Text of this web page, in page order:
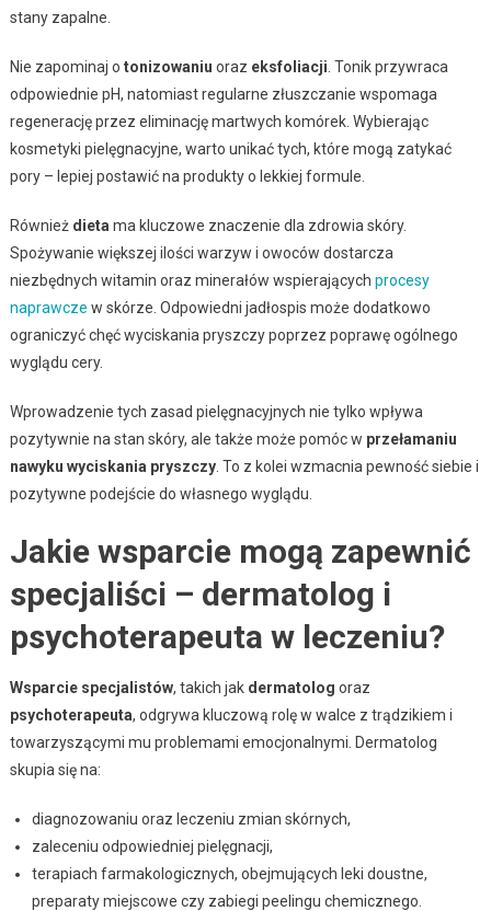
stany zapalne.
Nie zapominaj o tonizowaniu oraz eksfoliacji . Tonik przywraca
odpowiednie pH, natomiast regularne złuszczanie wspomaga
regenerację przez eliminację martwych komórek. Wybierając
kosmetyki pielęgnacyjne, warto unikać tych, które mogą zatykać
pory – lepiej postawić na produkty o lekkiej formule.
Również dieta ma kluczowe znaczenie dla zdrowia skóry.
Spożywanie większej ilości warzyw i owoców dostarcza
niezbędnych witamin oraz minerałów wspierających procesy
naprawcze w skórze. Odpowiedni jadłospis może dodatkowo
ograniczyć chęć wyciskania pryszczy poprzez poprawę ogólnego
wyglądu cery.
Wprowadzenie tych zasad pielęgnacyjnych nie tylko wpływa
pozytywnie na stan skóry, ale także może pomóc w przełamaniu
nawyku wyciskania pryszczy. To z kolei wzmacnia pewność siebie i
pozytywne podejście do własnego wyglądu.
Jakie wsparcie mogą zapewnić
specjaliści – dermatolog i
psychoterapeuta w leczeniu?
Wsparcie specjalistów, takich jak dermatolog oraz
psychoterapeuta, odgrywa kluczową rolę w walce z trądzikiem i
towarzyszącymi mu problemami emocjonalnymi. Dermatolog
skupia się na:
diagnozowaniu oraz leczeniu zmian skórnych,
zaleceniu odpowiedniej pielęgnacji,
terapiach farmakologicznych, obejmujących leki doustne,
preparaty miejscowe czy zabiegi peelingu chemicznego.